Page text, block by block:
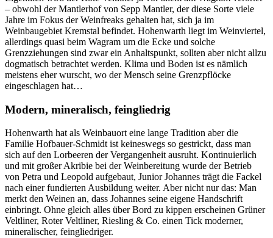
– obwohl der Mantlerhof von Sepp Mantler, der diese Sorte viele
Jahre im Fokus der Weinfreaks gehalten hat, sich ja im
Weinbaugebiet Kremstal befindet. Hohenwarth liegt im Weinviertel,
allerdings quasi beim Wagram um die Ecke und solche
Grenzziehungen sind zwar ein Anhaltspunkt, sollten aber nicht allzu
dogmatisch betrachtet werden. Klima und Boden ist es nämlich
meistens eher wurscht, wo der Mensch seine Grenzpflöcke
eingeschlagen hat…
Modern, mineralisch, feingliedrig
Hohenwarth hat als Weinbauort eine lange Tradition aber die
Familie Hofbauer-Schmidt ist keineswegs so gestrickt, dass man
sich auf den Lorbeeren der Vergangenheit ausruht. Kontinuierlich
und mit großer Akribie bei der Weinbereitung wurde der Betrieb
von Petra und Leopold aufgebaut, Junior Johannes trägt die Fackel
nach einer fundierten Ausbildung weiter. Aber nicht nur das: Man
merkt den Weinen an, dass Johannes seine eigene Handschrift
einbringt. Ohne gleich alles über Bord zu kippen erscheinen Grüner
Veltliner, Roter Veltliner, Riesling & Co. einen Tick moderner,
mineralischer, feingliedriger.